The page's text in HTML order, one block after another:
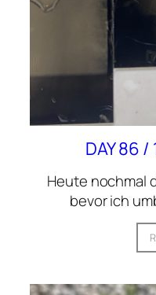
DAY 86 /
Heute nochmal
bevor ich